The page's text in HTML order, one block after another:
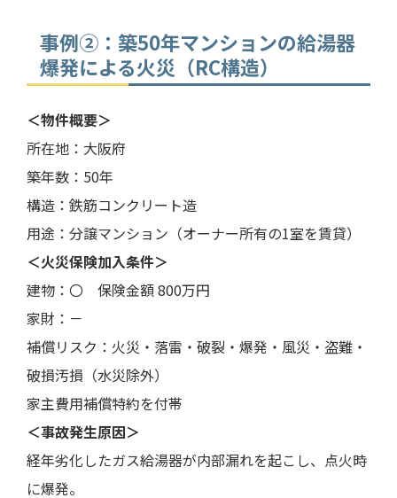
事例②：築50年マンションの給湯器
爆発による火災（RC構造）
＜物件概要＞
所在地：大阪府
築年数：50年
構造：鉄筋コンクリート造
用途：分譲マンション（オーナー所有の1室を賃貸）
＜火災保険加入条件＞
建物：〇 保険金額 800万円
家財：－
補償リスク：火災・落雷・破裂・爆発・風災・盗難・
破損汚損（水災除外）
家主費用補償特約を付帯
＜事故発生原因＞
経年劣化したガス給湯器が内部漏れを起こし、点火時
に爆発。